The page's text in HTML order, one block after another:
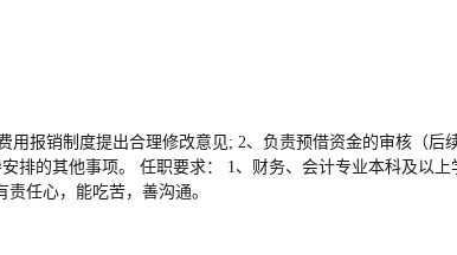
报销制度提出合理修改意见; 2、负责预借资金的审核（
排的其他事项。 任职要求： 1、财务、会计专业本科及以
任心，能吃苦，善沟通。